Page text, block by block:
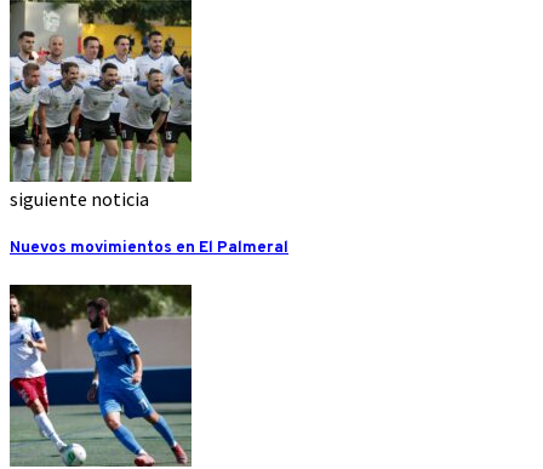
siguiente noticia
Nuevos movimientos en El Palmeral